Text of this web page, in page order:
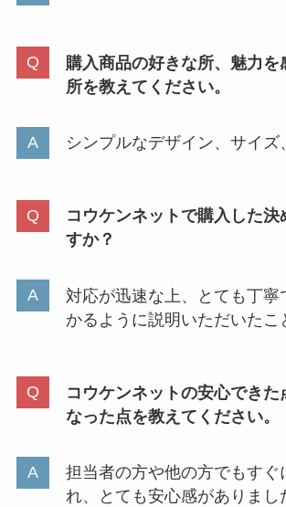
購入商品の好きな所、魅力を
所を教えてください。
シンプルなデザイン、サイズ
コウケンネットで購入した決
すか？
対応が迅速な上、とても丁寧
かるように説明いただいたこ
コウケンネットの安心できた
なった点を教えてください。
担当者の方や他の方でもすぐ
れ、とても安心感がありまし